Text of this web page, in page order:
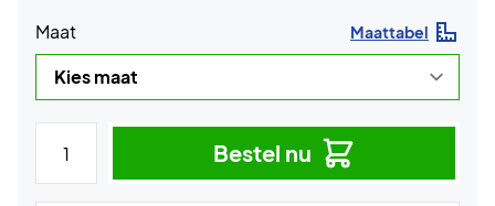
Maat Maattabel
Bestel nu